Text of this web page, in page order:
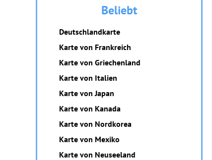
Beliebt
Deutschlandkarte
Karte von Frankreich
Karte von Griechenland
Karte von Italien
Karte von Japan
Karte von Kanada
Karte von Nordkorea
Karte von Mexiko
Karte von Neuseeland